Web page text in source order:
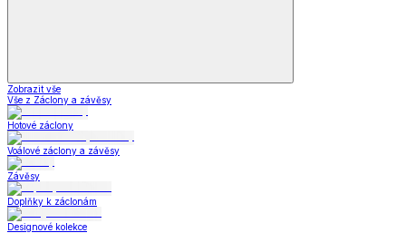
Zobrazit vše
Vše z Záclony a závěsy
Hotové záclony
Voálové záclony a závěsy
Závěsy
Doplňky k záclonám
Designové kolekce